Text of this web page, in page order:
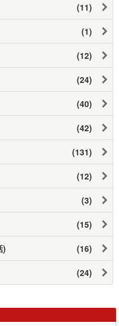
(11)
(1)
(12)
(24)
(40)
(42)
(131)
(12)
(3)
(15)
) (16)
(24)